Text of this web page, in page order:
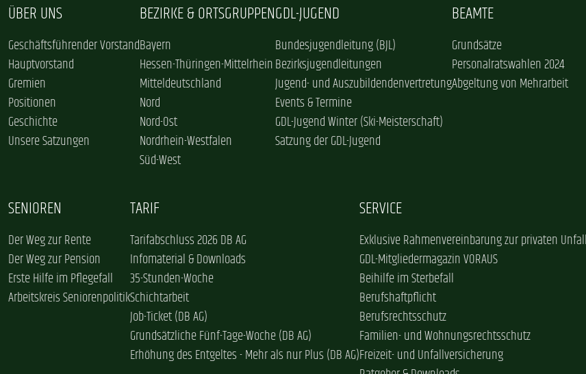
ÜBER UNS
Geschäftsführender Vorstand
Hauptvorstand
Gremien
Positionen
Geschichte
Unsere Satzungen
BEZIRKE & ORTSGRUPPEN
Bayern
Hessen-Thüringen-Mittelrhein
Mitteldeutschland
Nord
Nord-Ost
Nordrhein-Westfalen
Süd-West
GDL-JUGEND
Bundesjugendleitung (BJL)
Bezirksjugendleitungen
Jugend- und Auszubildendenvertretung
Events & Termine
GDL-Jugend Winter (Ski-Meisterschaft)
Satzung der GDL-Jugend
BEAMTE
Grundsätze
Personalratswahlen 2024
Abgeltung von Mehrarbeit
SENIOREN
Der Weg zur Rente
Der Weg zur Pension
Erste Hilfe im Pflegefall
Arbeitskreis Seniorenpolitik
TARIF
Tarifabschluss 2026 DB AG
Infomaterial & Downloads
35-Stunden-Woche
Schichtarbeit
Job-Ticket (DB AG)
Grundsätzliche Fünf-Tage-Woche (DB AG)
Erhöhung des Entgeltes - Mehr als nur Plus (DB AG)
SERVICE
Exklusive Rahmenvereinbarung zur privaten
GDL-Mitgliedermagazin VORAUS
Beihilfe im Sterbefall
Berufshaftpflicht
Berufsrechtsschutz
Familien- und Wohnungsrechtsschutz
Freizeit- und Unfallversicherung